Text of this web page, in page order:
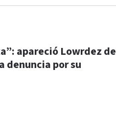
apareció Lowrdez de
denuncia por su